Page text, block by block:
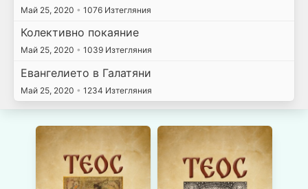
Май 25, 2020 • 1076 Изтегляния
Колективно покаяние
Май 25, 2020 • 1039 Изтегляния
Евангелието в Галатяни
Май 25, 2020 • 1234 Изтегляния